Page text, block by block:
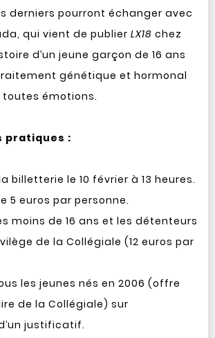
derniers pourront échanger avec
qui vient de publier LX18 chez
d’un jeune garçon de 16 ans
génétique et hormonal
toutes émotions.
pratiques :
billetterie le 10 février à 13 heures.
5 euros par personne.
moins de 16 ans et les détenteurs
de la Collégiale (12 euros par
les jeunes nés en 2006 (offre
de la Collégiale) sur
justificatif.